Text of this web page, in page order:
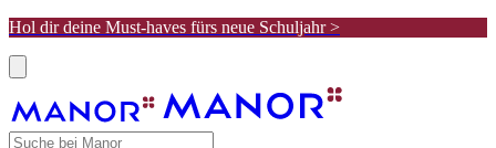
Hol dir deine Must-haves fürs neue Schuljahr >